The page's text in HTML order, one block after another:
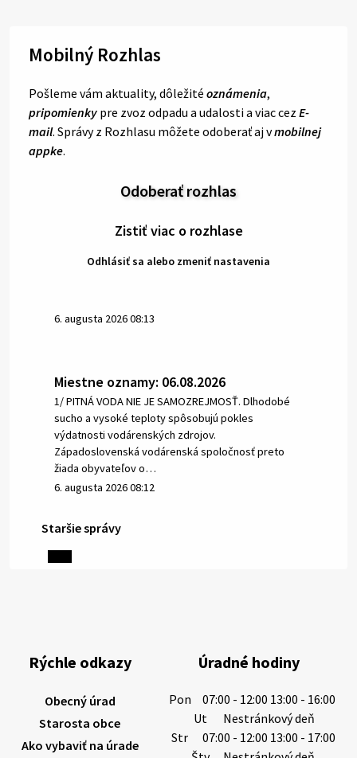
Mobilný Rozhlas
Pošleme vám aktuality, dôležité oznámenia,
pripomienky pre zvoz odpadu a udalosti a viac cez E-
mail. Správy z Rozhlasu môžete odoberať aj vmobilnej
appke.
Odoberať rozhlas
Zistiť viac o rozhlase
Odhlásiť sa alebo zmeniť nastavenia
6. augusta 2026 08:13
Miestne oznamy: 06.08.2026
1/ PITNÁ VODA NIE JE SAMOZREJMOSŤ. Dlhodobé
sucho a vysoké teploty spôsobujú pokles
výdatnosti vodárenských zdrojov.
Západoslovenská vodárenská spoločnosť preto
žiada obyvateľov o…
6. augusta 2026 08:12
5. augusta 2026 13:10
hlbokým zármutkom Vám oznamujeme, že vo veku
73 rokov nás opustila Irena Tanková, rodená
5. augusta 2026 12:59
Staršie správy
Rýchle odkazy
Obecný úrad
Starosta obce
Ako vybaviť na úrade
Úradné hodiny
Pon
07:00 - 12:00 13:00 - 16:00
Ut
Nestránkový deň
Str
07:00 - 12:00 13:00 - 17:00